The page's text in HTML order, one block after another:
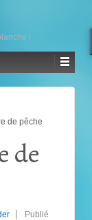
!
de pêche
de
Publié